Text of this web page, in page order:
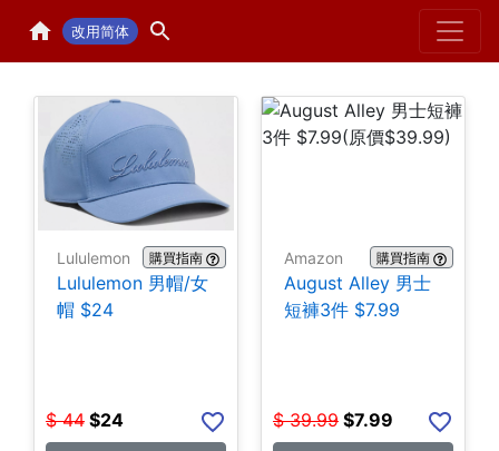
改用简体 Home
Lululemon 購買指南
Lululemon 男帽/女
帽 $24
$ 44 $24
Amazon 購買指南
August Alley 男士
短褲3件 $7.99
$ 39.99 $7.99